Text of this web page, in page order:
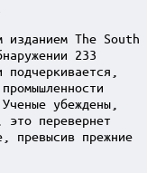
изданием The South
233
убеждены,
это перевернет
превысив прежние